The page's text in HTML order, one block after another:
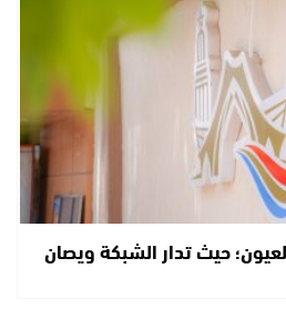
حيث تدار الشبكة ويصان